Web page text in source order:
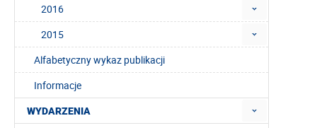
2016
2015
Alfabetyczny wykaz publikacji
Informacje
WYDARZENIA